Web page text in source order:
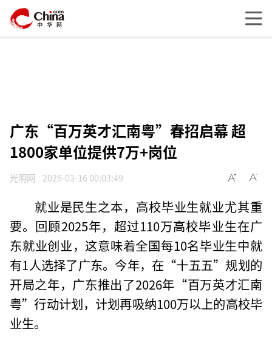
广东“百万英才汇南粤”春招启幕 超
1800家单位提供7万+岗位
光明网 2026-03-16 00:03:49
就业是民生之本，高校毕业生就业尤其重
要。回顾2025年，超过110万高校毕业生在广
东就业创业，这意味着全国每10名毕业生中就
有1人选择了广东。今年，在“十五五”规划的
开局之年，广东推出了2026年“百万英才汇南
粤”行动计划，计划再吸纳100万以上的高校毕
业生。